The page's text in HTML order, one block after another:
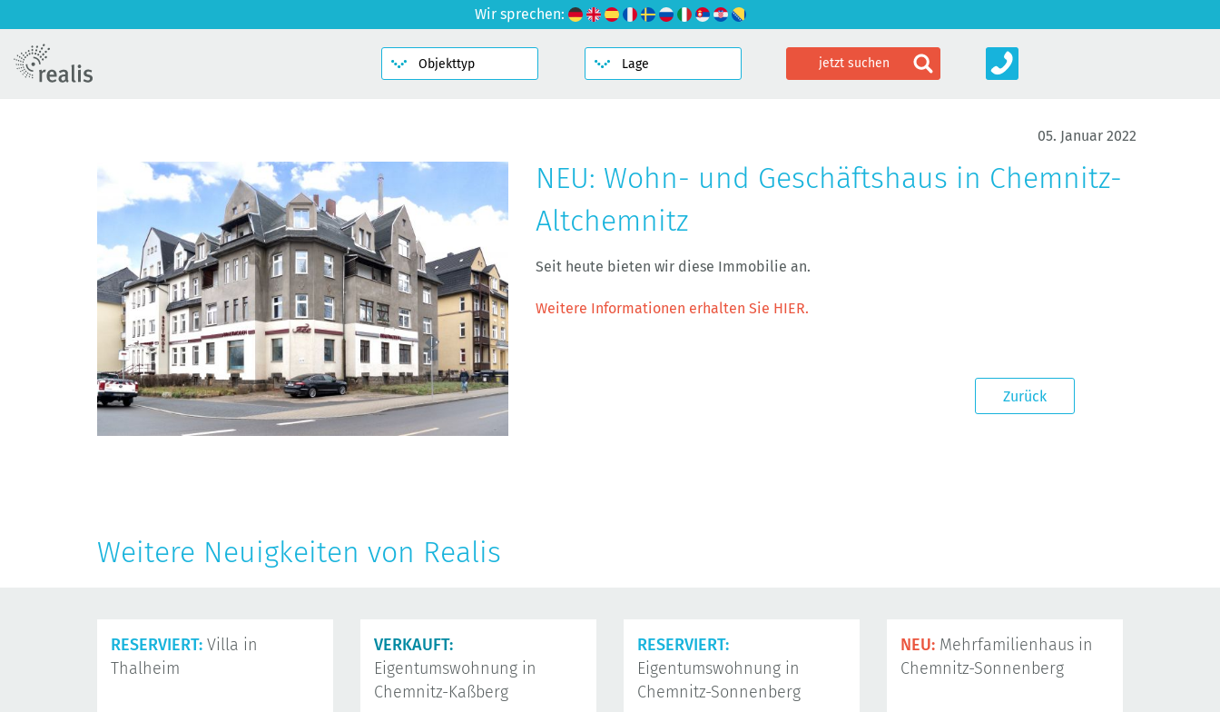
Wir sprechen:
05. Januar 2022
NEU: Wohn- und Geschäftshaus in Chemnitz-
Altchemnitz
Seit heute bieten wir diese Immobilie an.
Weitere Informationen erhalten Sie HIER.
Zurück
Weitere Neuigkeiten von Realis
RESERVIERT: Villa in
Thalheim
VERKAUFT:
Eigentumswohnung in
Chemnitz-Kaßberg
RESERVIERT:
Eigentumswohnung in
Chemnitz-Sonnenberg
NEU: Mehrfamilienhaus in
Chemnitz-Sonnenberg